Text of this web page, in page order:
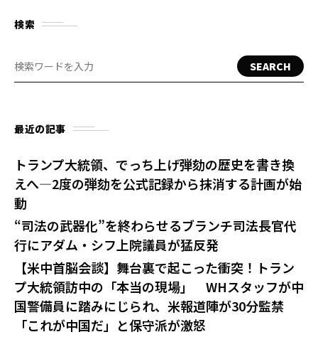
検索
SEARCH
最近の記事
トランプ大統領、でっち上げ弾劾の歴史を書き換
えへ—2度の弾劾を公式記録から抹消する計画が始
動
“司法の武器化”を終わらせるブランチ司法長官代
行にアダム・シフ上院議員が猛反発
【米中首脳会談】舞台裏で起こった衝突！トラン
プ大統領訪中の「本当の現場」 WHスタッフが中
国警備員に踏みにじられ、米報道陣が30分監禁
「これが中国だ」と保守派が激怒